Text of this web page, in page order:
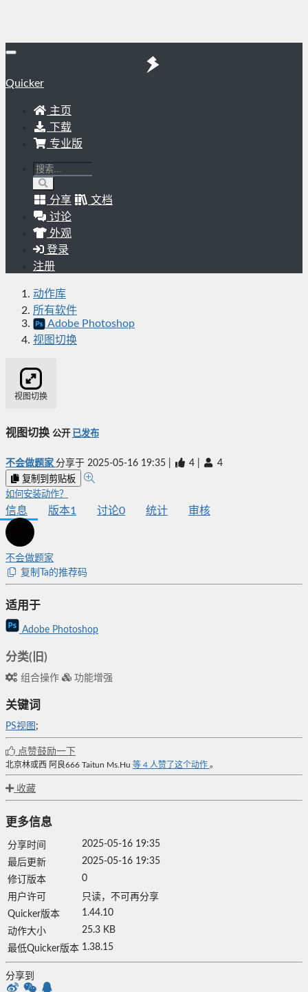
Quicker
主页
下载
专业版
分享
文档
讨论
外观
登录
注册
动作库
所有软件
Adobe Photoshop
视图切换
视图切换
视图切换 公开 已发布
不会做题家 分享于 2025-05-16 19:35 4 4
复制到剪贴板
如何安装动作？
信息 版本1 讨论0 统计 审核
不会做题家
复制Ta的推荐码
适用于
Adobe Photoshop
分类(旧)
组合操作 功能增强
关键词
PS视图 ;
点赞鼓励一下
北京林或西 阿良666 Taitun Ms.Hu 等 4 人赞了这个动作 。
收藏
更多信息
分享时间
2025-05-16 19:35
最后更新
2025-05-16 19:35
修订版本
0
用户许可
只读，不可再分享
Quicker版本
1.44.10
动作大小
25.3 KB
最低Quicker版本 1.38.15
分享到